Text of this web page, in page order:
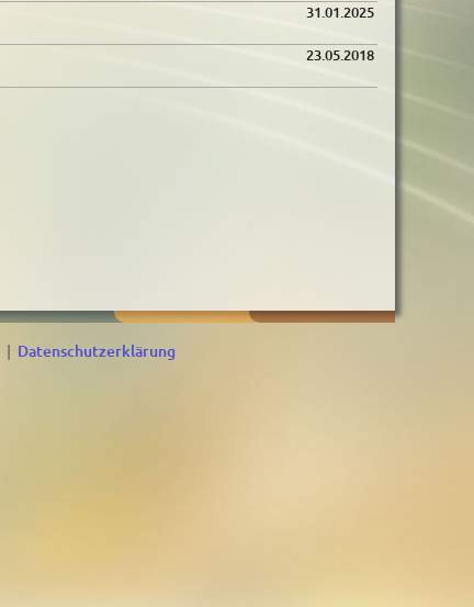
31.01.2025
23.05.2018
| Datenschutzerklärung